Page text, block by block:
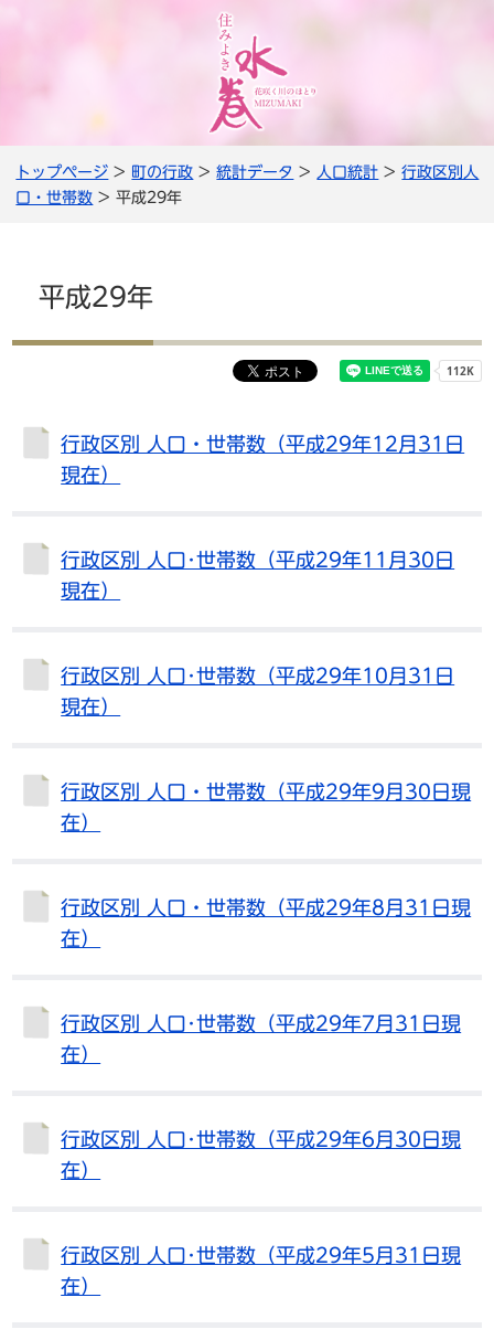
トップページ > 町の行政 >統計データ > 人口統計 >行政区別人
口・世帯数 > 平成29年
平成29年
行政区別 人口・世帯数（平成29年12月31日
現在）
行政区別 人口･世帯数（平成29年11月30日
現在）
行政区別 人口･世帯数（平成29年10月31日
現在）
行政区別 人口・世帯数（平成29年9月30日現
在）
行政区別 人口・世帯数（平成29年8月31日現
在）
行政区別 人口･世帯数（平成29年7月31日現
在）
行政区別 人口･世帯数（平成29年6月30日現
在）
行政区別 人口･世帯数（平成29年5月31日現
在）